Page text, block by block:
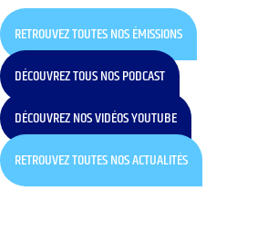
RETROUVEZ TOUTES NOS ÉMISSIONS
DÉCOUVREZ TOUS NOS PODCAST
DÉCOUVREZ NOS VIDÉOS YOUTUBE
RETROUVEZ TOUTES NOS ACTUALITÉS